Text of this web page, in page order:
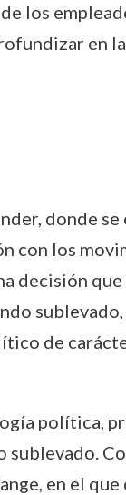
los
en
donde
con los
decisión
de
política,
sublevado.
en el